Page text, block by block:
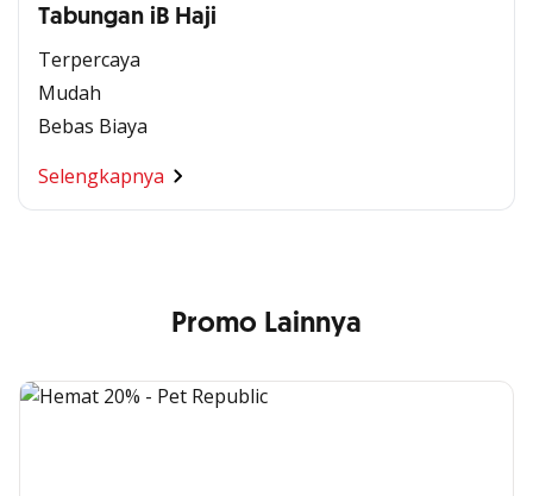
Tabungan iB Haji
Terpercaya
Mudah
Bebas Biaya
Selengkapnya
Promo Lainnya